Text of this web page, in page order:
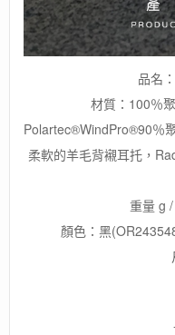
品名
材質：100％
Polartec®WindPro®90％
柔軟的羊毛背襯耳托，
重量 g
顏色：黑